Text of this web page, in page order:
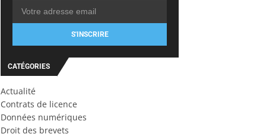
S'INSCRIRE
CATÉGORIES
Actualité
Contrats de licence
Données numériques
Droit des brevets